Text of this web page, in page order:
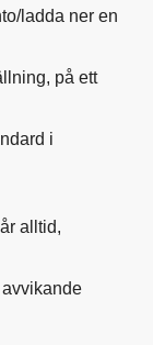
ladda ner en
på ett
i
alltid,